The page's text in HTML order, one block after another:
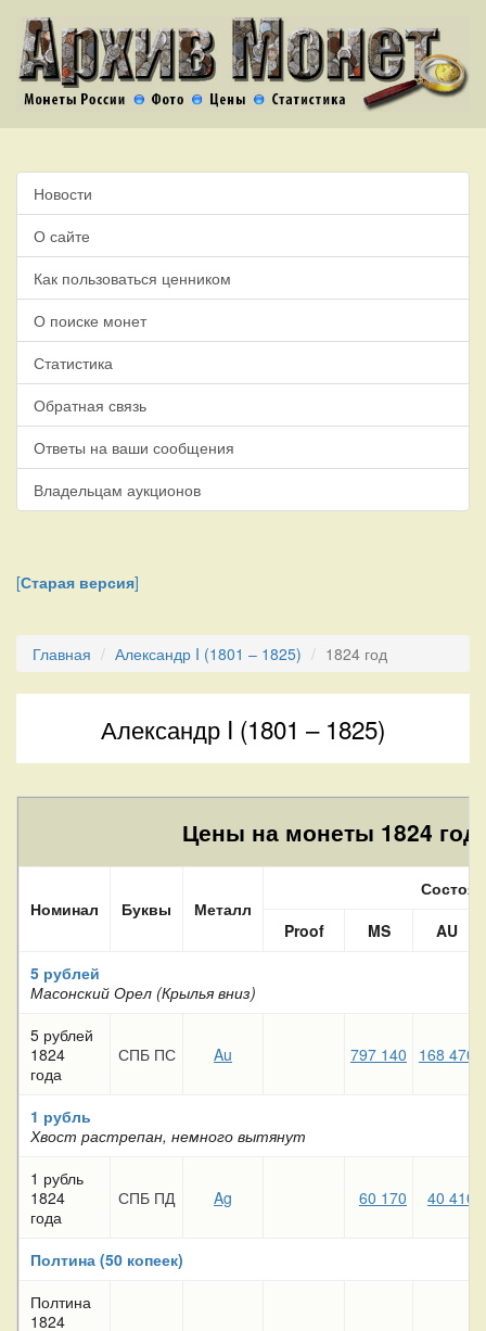
Новости
О сайте
Как пользоваться ценником
О поиске монет
Статистика
Обратная связь
Ответы на ваши сообщения
Владельцам аукционов
[Старая версия]
Главная Александр I (1801 – 1825) 1824 год
Александр I (1801 – 1825)
Цены на монеты 1824
Номинал Буквы Металл
Proof
MS
AU
5 рублей
Масонский Орел (Крылья вниз)
5 рублей
1824
года
СПБ ПС Au 797 140 168 470
1 рубль
Хвост растрепан, немного вытянут
1 рубль
1824
года
СПБ ПД Ag 60 170 40 410
Полтина (50 копеек)
Полтина
1824